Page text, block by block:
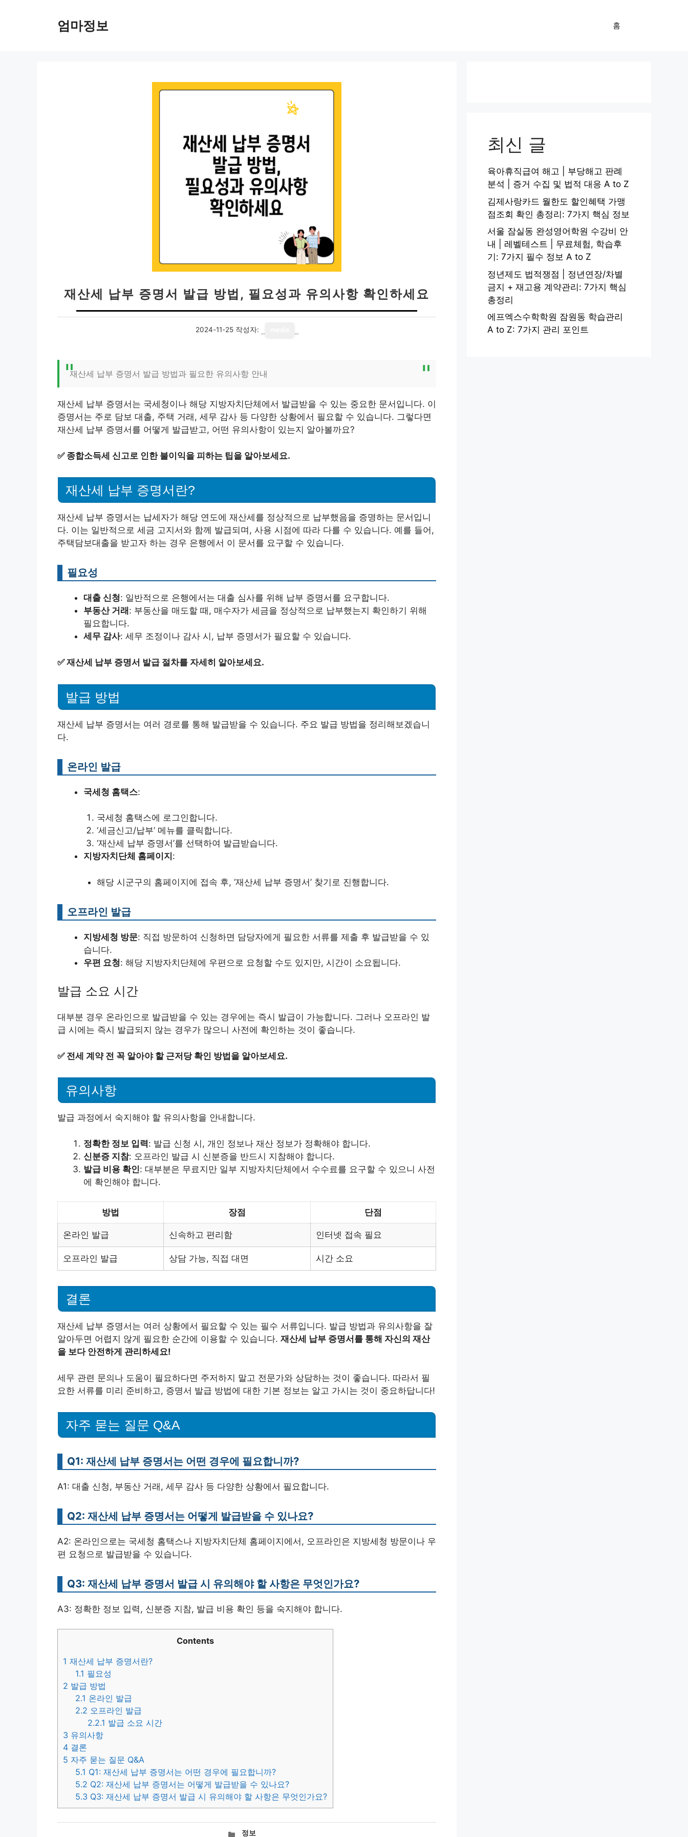
엄마정보 홈
재산세 납부 증명서 발급 방법, 필요성과 유의사항 확인하세요
2024-11-25 작성자:
재산세 납부 증명서 발급 방법과 필요한 유의사항 안내
재산세 납부 증명서는 국세청이나 해당 지방자치단체에서 발급받을 수 있는 중요한 문서입니다. 이
증명서는 주로 담보 대출, 주택 거래, 세무 감사 등 다양한 상황에서 필요할 수 있습니다. 그렇다면
재산세 납부 증명서를 어떻게 발급받고, 어떤 유의사항이 있는지 알아볼까요?
✅ 종합소득세 신고로 인한 불이익을 피하는 팁을 알아보세요.
재산세 납부 증명서란?
재산세 납부 증명서는 납세자가 해당 연도에 재산세를 정상적으로 납부했음을 증명하는 문서입니
다. 이는 일반적으로 세금 고지서와 함께 발급되며, 사용 시점에 따라 다를 수 있습니다. 예를 들어,
주택담보대출을 받고자 하는 경우 은행에서 이 문서를 요구할 수 있습니다.
필요성
대출 신청: 일반적으로 은행에서는 대출 심사를 위해 납부 증명서를 요구합니다.
부동산 거래 : 부동산을 매도할 때, 매수자가 세금을 정상적으로 납부했는지 확인하기 위해
필요합니다.
세무 감사: 세무 조정이나 감사 시, 납부 증명서가 필요할 수 있습니다.
✅재산세 납부 증명서 발급 절차를 자세히 알아보세요.
발급 방법
재산세 납부 증명서는 여러 경로를 통해 발급받을 수 있습니다. 주요 발급 방법을 정리해보겠습니
다.
온라인 발급
국세청 홈택스:
국세청 홈택스에 로그인합니다.
‘세금신고/납부’ 메뉴를 클릭합니다.
‘재산세 납부 증명서’를 선택하여 발급받습니다.
지방자치단체 홈페이지 :
해당 시군구의 홈페이지에 접속 후, ‘재산세 납부 증명서’ 찾기로 진행합니다.
오프라인 발급
지방세청 방문: 직접 방문하여 신청하면 담당자에게 필요한 서류를 제출 후 발급받을 수 있
습니다.
우편 요청: 해당 지방자치단체에 우편으로 요청할 수도 있지만, 시간이 소요됩니다.
발급 소요 시간
대부분 경우 온라인으로 발급받을 수 있는 경우에는 즉시 발급이 가능합니다. 그러나 오프라인 발
급 시에는 즉시 발급되지 않는 경우가 많으니 사전에 확인하는 것이 좋습니다.
✅ 전세 계약 전 꼭 알아야 할 근저당 확인 방법을 알아보세요.
유의사항
발급 과정에서 숙지해야 할 유의사항을 안내합니다.
정확한 정보 입력: 발급 신청 시, 개인 정보나 재산 정보가 정확해야 합니다.
신분증 지참: 오프라인 발급 시 신분증을 반드시 지참해야 합니다.
발급 비용 확인: 대부분은 무료지만 일부 지방자치단체에서 수수료를 요구할 수 있으니 사전
에 확인해야 합니다.
방법 장점 단점
온라인 발급 신속하고 편리함 인터넷 접속 필요
오프라인 발급 상담 가능, 직접 대면 시간 소요
결론
재산세 납부 증명서는 여러 상황에서 필요할 수 있는 필수 서류입니다. 발급 방법과 유의사항을 잘
알아두면 어렵지 않게 필요한 순간에 이용할 수 있습니다. 재산세 납부 증명서를 통해 자신의 재산
을 보다 안전하게 관리하세요!
세무 관련 문의나 도움이 필요하다면 주저하지 말고 전문가와 상담하는 것이 좋습니다. 따라서 필
요한 서류를 미리 준비하고, 증명서 발급 방법에 대한 기본 정보는 알고 가시는 것이 중요하답니다!
자주 묻는 질문 Q&A
Q1: 재산세 납부 증명서는 어떤 경우에 필요합니까?
A1: 대출 신청, 부동산 거래, 세무 감사 등 다양한 상황에서 필요합니다.
Q2: 재산세 납부 증명서는 어떻게 발급받을 수 있나요?
A2: 온라인으로는 국세청 홈택스나 지방자치단체 홈페이지에서, 오프라인은 지방세청 방문이나 우
편 요청으로 발급받을 수 있습니다.
Q3: 재산세 납부 증명서 발급 시 유의해야 할 사항은 무엇인가요?
A3: 정확한 정보 입력, 신분증 지참, 발급 비용 확인 등을 숙지해야 합니다.
Contents
1 재산세 납부 증명서란?
1.1 필요성
2 발급 방법
2.1 온라인 발급
2.2 오프라인 발급
2.2.1 발급 소요 시간
3 유의사항
4 결론
5 자주 묻는 질문 Q&A
5.1 Q1: 재산세 납부 증명서는 어떤 경우에 필요합니까?
5.2 Q2: 재산세 납부 증명서는 어떻게 발급받을 수 있나요?
5.3 Q3: 재산세 납부 증명서 발급 시 유의해야 할 사항은 무엇인가요?
카정보
최신 글
육아휴직급여 해고 | 부당해고 판례
분석 | 증거 수집 및 법적 대응 A to Z
김제사랑카드 월한도 할인혜택 가맹
점조회 확인 총정리: 7가지 핵심 정보
서울 잠실동 완성영어학원 수강비 안
내 | 레벨테스트 | 무료체험, 학습후
기: 7가지 필수 정보 A to Z
정년제도 법적쟁점 | 정년연장/차별
금지 + 재고용 계약관리: 7가지 핵심
총정리
에프엑스수학학원 잠원동 학습관리
A to Z: 7가지 관리 포인트